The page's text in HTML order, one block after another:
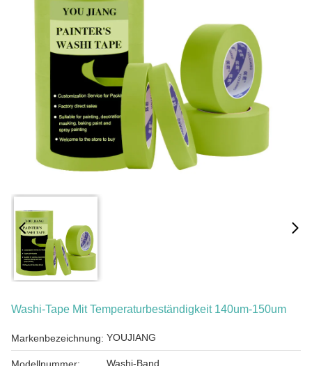
Washi-Tape Mit Temperaturbeständigkeit 140um-150um
Markenbezeichnung: YOUJIANG
Washi-Band